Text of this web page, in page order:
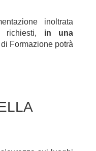
inoltrata
richiesti, in una
Formazione potrà